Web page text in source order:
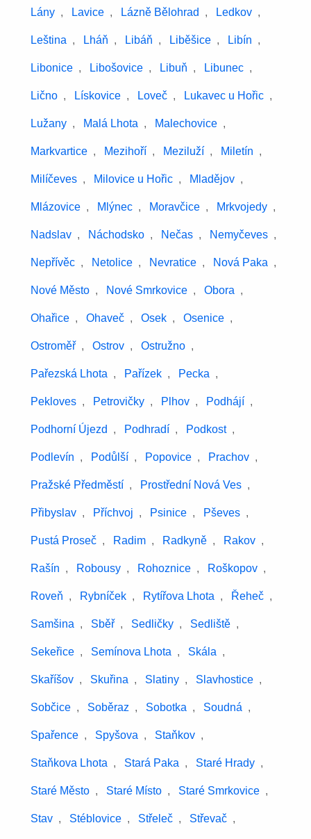
Lány , Lavice , Lázně Bělohrad , Ledkov ,
Leština , Lháň , Libáň , Liběšice , Libín ,
Libonice , Libošovice , Libuň , Libunec ,
Lično , Lískovice , Loveč , Lukavec u Hořic ,
Lužany , Malá Lhota , Malechovice ,
Markvartice , Mezihoří , Meziluží , Miletín ,
Milíčeves , Milovice u Hořic , Mladějov ,
Mlázovice , Mlýnec , Moravčice , Mrkvojedy ,
Nadslav , Náchodsko , Nečas , Nemyčeves ,
Nepřívěc , Netolice , Nevratice , Nová Paka ,
Nové Město , Nové Smrkovice , Obora ,
Ohařice , Ohaveč , Osek , Osenice ,
Ostroměř , Ostrov , Ostružno ,
Pařezská Lhota , Pařízek , Pecka ,
Pekloves , Petrovičky , Plhov , Podhájí ,
Podhorní Újezd , Podhradí , Podkost ,
Podlevín , Podůlší , Popovice , Prachov ,
Pražské Předměstí , Prostřední Nová Ves ,
Přibyslav , Příchvoj , Psinice , Pševes ,
Pustá Proseč , Radim , Radkyně , Rakov ,
Rašín , Robousy , Rohoznice , Roškopov ,
Roveň , Rybníček , Rytířova Lhota , Řeheč ,
Samšina , Sběř , Sedličky , Sedliště ,
Sekeřice , Semínova Lhota , Skála ,
Skaříšov , Skuřina , Slatiny , Slavhostice ,
Sobčice , Soběraz , Sobotka , Soudná ,
Spařence , Spyšova , Staňkov ,
Staňkova Lhota , Stará Paka , Staré Hrady ,
Staré Město , Staré Místo , Staré Smrkovice ,
Stav , Stéblovice , Střeleč , Střevač ,